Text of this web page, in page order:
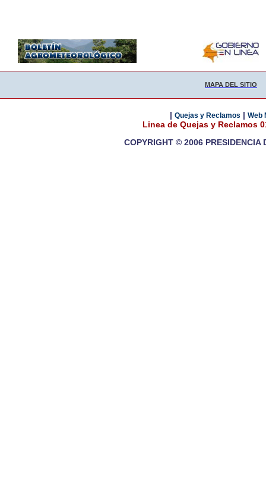
MAPA DEL SITIO
| Quejas y Reclamos | Web
Linea de Quejas y Reclamos
COPYRIGHT © 2006 PRESIDENCIA